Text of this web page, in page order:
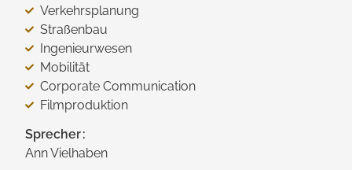
Verkehrsplanung
Straßenbau
Ingenieurwesen
Mobilität
Corporate Communication
Filmproduktion
Sprecher
Ann Vielhaben